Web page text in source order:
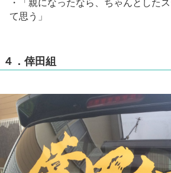
て思う」
４．倖田組